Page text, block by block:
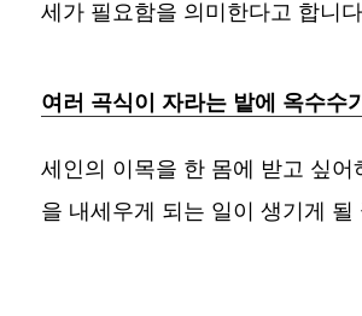
세가 필요함을 의미한다고 합니
여러 곡식이 자라는 밭에 옥수수
세인의 이목을 한 몸에 받고 싶어
을 내세우게 되는 일이 생기게 될